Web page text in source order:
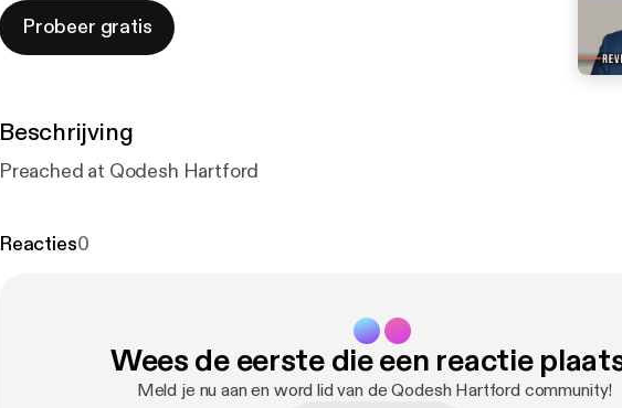
Probeer gratis
Beschrijving
Preached at Qodesh Hartford
Reacties0
Wees de eerste die een reactie
Meld je nu aan en word lid van de Qodesh Hartford community!